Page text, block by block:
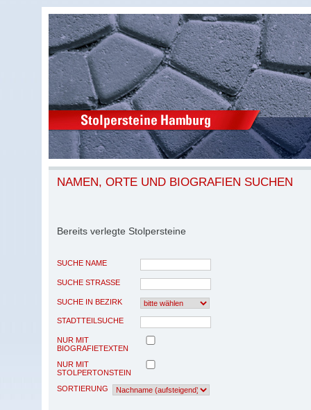
NAMEN, ORTE UND BIOGRAFIEN SUCHEN
Bereits verlegte Stolpersteine
SUCHE NAME
SUCHE STRASSE
SUCHE IN BEZIRK
STADTTEILSUCHE
NUR MIT
BIOGRAFIETEXTEN
NUR MIT
STOLPERTONSTEIN
SORTIERUNG